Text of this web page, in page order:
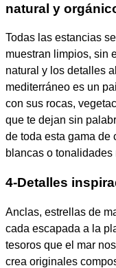
natural y
Todas las estancias
muestran limpios, sin
natural y los detalles
mediterráneo es un
con sus rocas,
que te dejan sin
de toda esta gama de
blancas o
4-Detalles
Anclas, estrellas de
cada escapada a la
tesoros que el mar
crea originales